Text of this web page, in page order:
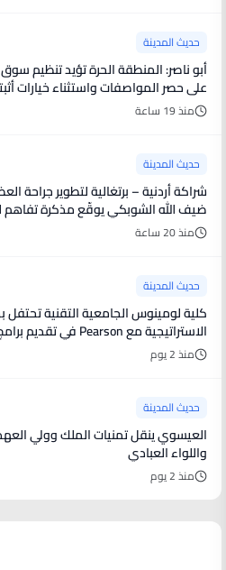
حديث المدينة
على حصر المواصفات واستثناء خيارات
منذ 19 ساعة
حديث المدينة
ضيف الله الشوبكي يوقّع مذكرة تفاهم
منذ 20 ساعة
حديث المدينة
الاستراتيجية مع Pearson في تقديم برامج BTEC
منذ 2 يوم
حديث المدينة
العيسوي ينقل تمنيات الملك وولي
واللواء العبادي
منذ 2 يوم